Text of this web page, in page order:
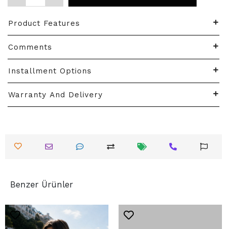
Product Features
Comments
Installment Options
Warranty And Delivery
Benzer Ürünler